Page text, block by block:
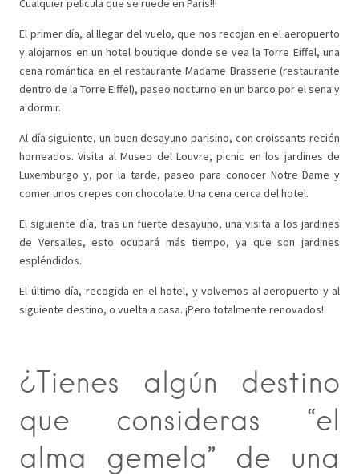
Cualquier película que se ruede en París!!!
El primer día, al llegar del vuelo, que nos recojan en el aeropuerto
y alojarnos en un hotel boutique donde se vea la Torre Eiffel, una
cena romántica en el restaurante Madame Brasserie (restaurante
dentro de la Torre Eiffel), paseo nocturno en un barco por el sena y
a dormir.
Al día siguiente, un buen desayuno parisino, con croissants recién
horneados. Visita al Museo del Louvre, picnic en los jardines de
Luxemburgo y, por la tarde, paseo para conocer Notre Dame y
comer unos crepes con chocolate. Una cena cerca del hotel.
El siguiente día, tras un fuerte desayuno, una visita a los jardines
de Versalles, esto ocupará más tiempo, ya que son jardines
espléndidos.
El último día, recogida en el hotel, y volvemos al aeropuerto y al
siguiente destino, o vuelta a casa. ¡Pero totalmente renovados!
¿Tienes algún destino
que consideras “el
alma gemela” de una